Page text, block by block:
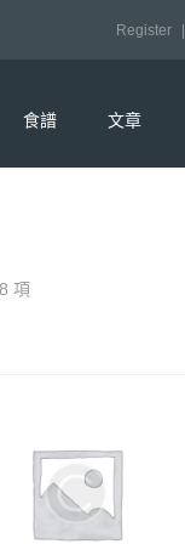
Register
食譜 文章
項